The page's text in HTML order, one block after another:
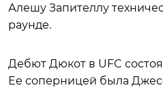
Алешу Запителлу
раунде.
Дебют Дюкот в UFC
Ее соперницей была